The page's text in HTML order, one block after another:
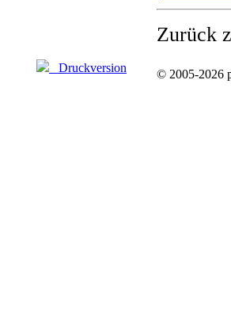
Zurück
Druckversion © 2005-2026